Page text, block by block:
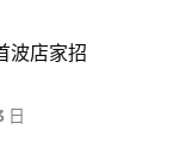
波店家招
日